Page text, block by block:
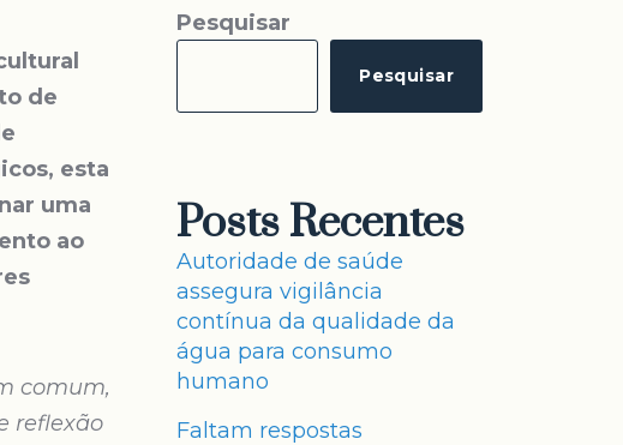
de
esta
uma
ao
comum,
reflexão
Pesquisar
Pesquisar
Posts Recentes
Autoridade de saúde
assegura vigilância
contínua da qualidade da
água para consumo
humano
Faltam respostas